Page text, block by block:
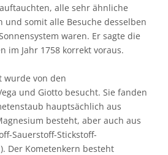
alle sehr ähnliche
und somit alle Besuche desselben
waren. Er sagte die
im Jahr 1758 korrekt voraus.
wurde von den
und Giotto besucht. Sie fanden
hauptsächlich aus
besteht, aber auch aus
Sauerstoff-Stickstoff-
Der Kometenkern besteht